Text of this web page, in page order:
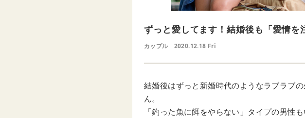
ずっと愛してます！結婚後も「愛情を
カップル 2020.12.18 Fri
結婚後はずっと新婚時代のようなラブラブ
ん。
「釣った魚に餌をやらない」タイプの男性